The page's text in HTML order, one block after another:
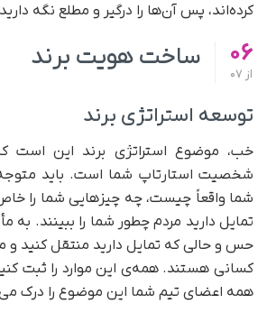
کرده‌اند، پس آن‌ها را درگیر و مطلع نگه
06
از
ساخت هویت برند
توسعه استراتژی برند
خب، موضوع استراتژی برند این است
شخصیت استارتاپ شما است. باید
شما واقعاً چیست، چه چیزهایی شما را
تمایل دارید مردم چطور شما را ببینند. به
حس و حالی که تمایل دارید منتقل کنید
کسانی هستند. همه‌ی این موارد را ثبت
همه اعضای تیم شما این موضوع را درک